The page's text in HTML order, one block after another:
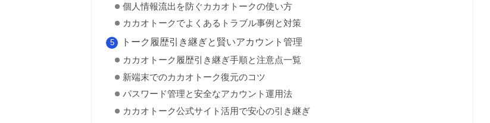
個人情報流出を防ぐカカオトークの使い方
カカオトークでよくあるトラブル事例と対策
トーク履歴引き継ぎと賢いアカウント管理
カカオトーク履歴引き継ぎ手順と注意点一覧
新端末でのカカオトーク復元のコツ
パスワード管理と安全なアカウント運用法
カカオトーク公式サイト活用で安心の引き継ぎ